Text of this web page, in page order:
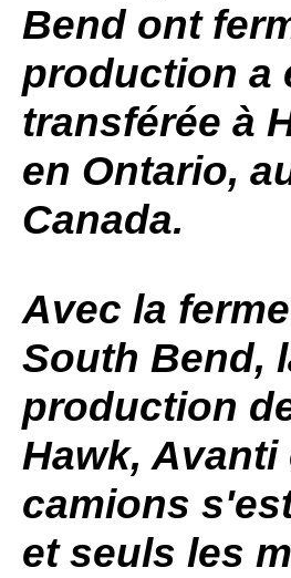
Bendont
production a
transférée à
en Ontario,
Canada.
Avec la
South Bend,
production
Hawk, Avanti
camions
et seuls les